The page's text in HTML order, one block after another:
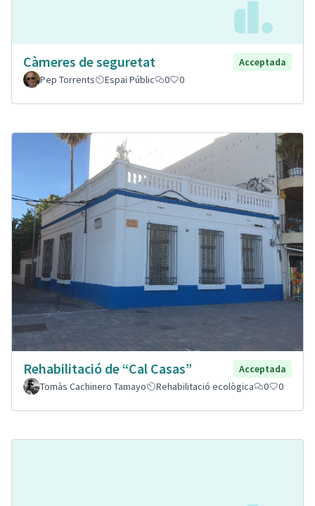
Càmeres de seguretat
Acceptada
Pep Torrents
Espai Públic 0 0
Rehabilitació de “Cal Casas”
Acceptada
Tomàs Cachinero Tamayo
Rehabilitació ecològica 0 0